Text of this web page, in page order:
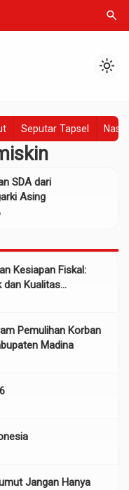
search
light_mode
Seputar Tapsel
SDA dari
Asing
Kesiapan Fiskal:
dan Kualitas
Pemulihan Korban
Madina
Jangan Hanya